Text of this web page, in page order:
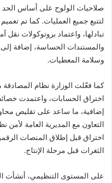
صلاحيات الولوج على أساس الحد
لتتبع جميع العمليات. كما تم تعميم
تبادلها، واعتماد بروتوكولات نقل
والمستندات الحساسة، إضافة إلى
وسلامة المعطيات.
كما فعّلت الوزارة نظام المصادقة
اختراق الحسابات، واعتمدت
إضافية، ما ساعد على تقليص
التعاون مع المديرية العامة
اختراق قبل إطلاق المنصات
الثغرات قبل مرحلة الإنتاج.
على المستوى التنظيمي، أنشأت